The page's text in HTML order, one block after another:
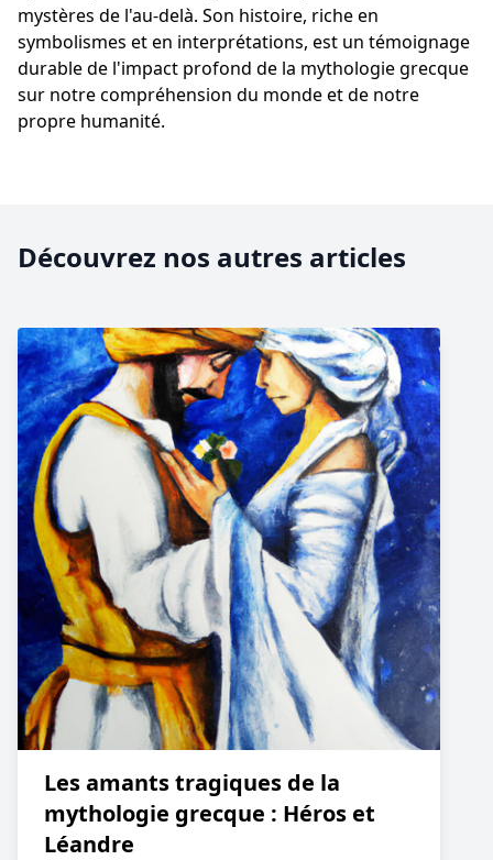
mystères de l'au-delà. Son histoire, riche en
symbolismes et en interprétations, est un témoignage
durable de l'impact profond de la mythologie grecque
sur notre compréhension du monde et de notre
propre humanité.
Découvrez nos autres articles
Les amants tragiques de la
mythologie grecque : Héros et
Léandre